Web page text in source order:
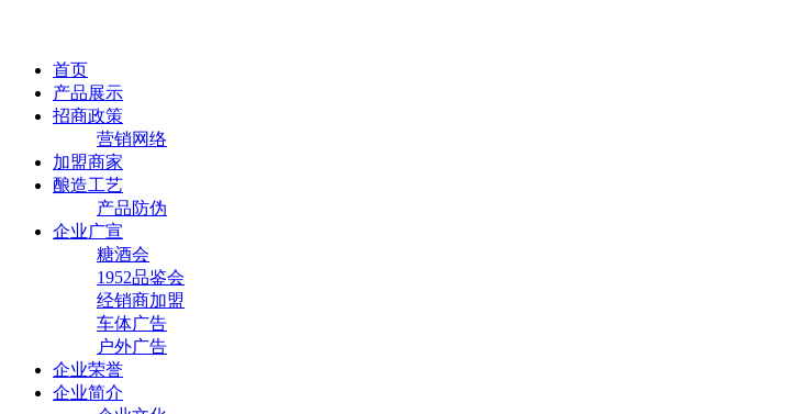
首页
产品展示
招商政策
营销网络
加盟商家
酿造工艺
产品防伪
企业广宣
糖酒会
1952品鉴会
经销商加盟
车体广告
户外广告
企业荣誉
企业简介